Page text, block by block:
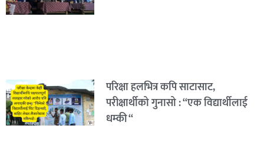
परिक्षा हलभित्र कपि साटासाट,
परीक्षार्थीको गुनासो : “एक विद्यार्थीलाई
धम्की “